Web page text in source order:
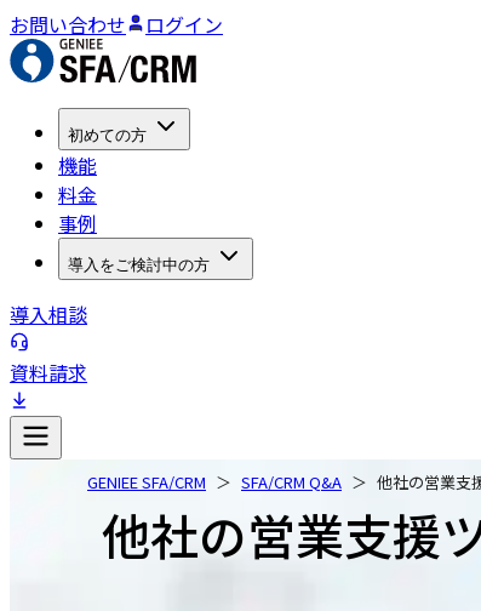
お問い合わせ ログイン
初めての方
機能
料金
事例
導入をご検討中の方
導入相談
資料請求
GENIEE SFA/CRM SFA/CRM Q&A 他社の営業支
他社の営業支援